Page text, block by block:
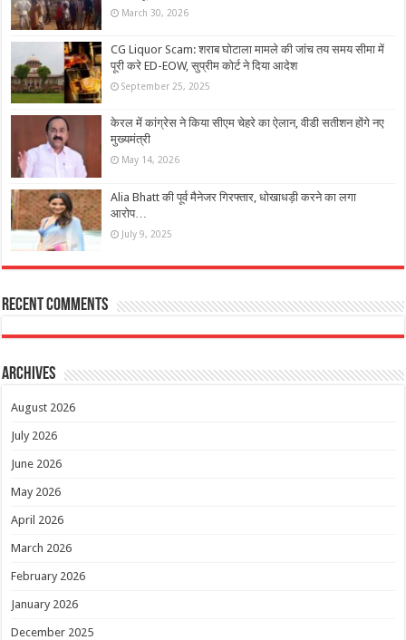
March 30, 2026
CG Liquor Scam: शराब घोटाला मामले की जांच तय समय सीमा में
पूरी करे ED-EOW, सुप्रीम कोर्ट ने दिया आदेश
September 25, 2025
केरल में कांग्रेस ने किया सीएम चेहरे का ऐलान, वीडी सतीशन होंगे नए
मुख्यमंत्री
May 14, 2026
Alia Bhatt की पूर्व मैनेजर गिरफ्तार, धोखाधड़ी करने का लगा
आरोप…
July 9, 2025
Recent Comments
Archives
August 2026
July 2026
June 2026
May 2026
April 2026
March 2026
February 2026
January 2026
December 2025